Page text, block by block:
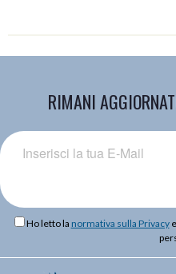
RIMANI
Ho letto la normativa sulla Privacy